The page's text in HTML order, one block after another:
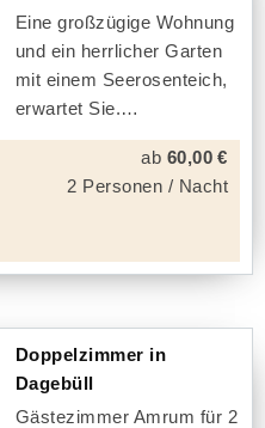
Eine großzügige Wohnung
und ein herrlicher Garten
mit einem Seerosenteich,
erwartet Sie.
ab 60,00 €
2 Personen / Nacht
Doppelzimmer in
Dagebüll
Gästezimmer Amrum für 2